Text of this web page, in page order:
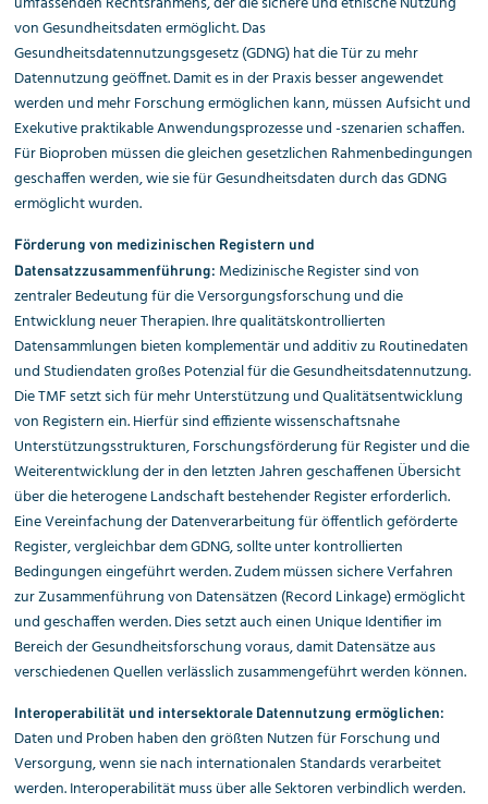
von Gesundheitsdaten ermöglicht. Das
Gesundheitsdatennutzungsgesetz (GDNG) hat die Tür zu mehr
Datennutzung geöffnet. Damit es in der Praxis besser angewendet
werden und mehr Forschung ermöglichen kann, müssen Aufsicht und
Exekutive praktikable Anwendungsprozesse und -szenarien schaffen.
Für Bioproben müssen die gleichen gesetzlichen Rahmenbedingungen
geschaffen werden, wie sie für Gesundheitsdaten durch das GDNG
ermöglicht wurden.
Förderung von medizinischen Registern und
Datensatzzusammenführung: Medizinische Register sind von
zentraler Bedeutung für die Versorgungsforschung und die
Entwicklung neuer Therapien. Ihre qualitätskontrollierten
Datensammlungen bieten komplementär und additiv zu Routinedaten
und Studiendaten großes Potenzial für die Gesundheitsdatennutzung.
Die TMF setzt sich für mehr Unterstützung und Qualitätsentwicklung
von Registern ein. Hierfür sind effiziente wissenschaftsnahe
Unterstützungsstrukturen, Forschungsförderung für Register und die
Weiterentwicklung der in den letzten Jahren geschaffenen Übersicht
über die heterogene Landschaft bestehender Register erforderlich.
Eine Vereinfachung der Datenverarbeitung für öffentlich geförderte
Register, vergleichbar dem GDNG, sollte unter kontrollierten
Bedingungen eingeführt werden. Zudem müssen sichere Verfahren
zur Zusammenführung von Datensätzen (Record Linkage) ermöglicht
und geschaffen werden. Dies setzt auch einen Unique Identifier im
Bereich der Gesundheitsforschung voraus, damit Datensätze aus
verschiedenen Quellen verlässlich zusammengeführt werden können.
Interoperabilität und intersektorale Datennutzung ermöglichen:
Daten und Proben haben den größten Nutzen für Forschung und
Versorgung, wenn sie nach internationalen Standards verarbeitet
werden. Interoperabilität muss über alle Sektoren verbindlich werden.